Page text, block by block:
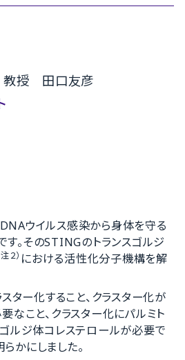
授 田口友彦
ウイルス感染から身体を守る
。そのSTINGのトランスゴルジ
注２） における活性化分子機構を解
ター化すること、クラスター化が
こと、クラスター化にパルミト
ルジ体コレステロールが必要で
かにしました。